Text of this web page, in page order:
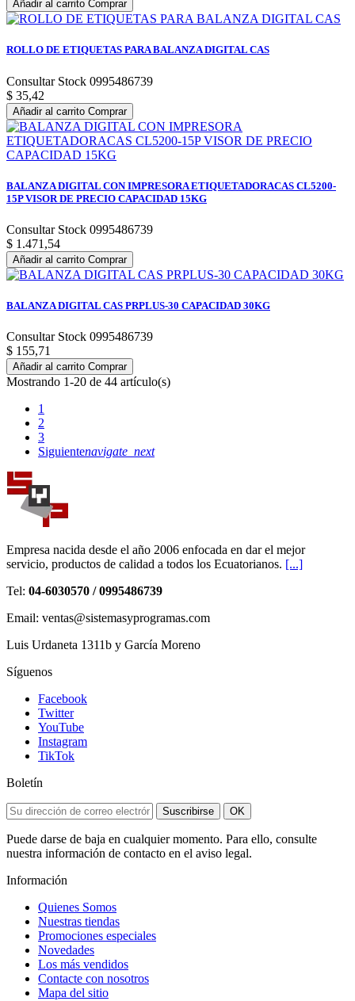
Añadir al carrito Comprar
ROLLO DE ETIQUETAS PARA BALANZA DIGITAL CAS
Consultar Stock 0995486739
$ 35,42
Añadir al carrito Comprar
BALANZA DIGITAL CON IMPRESORA ETIQUETADORACAS CL5200-
15P VISOR DE PRECIO CAPACIDAD 15KG
Consultar Stock 0995486739
$ 1.471,54
Añadir al carrito Comprar
BALANZA DIGITAL CAS PRPLUS-30 CAPACIDAD 30KG
Consultar Stock 0995486739
$ 155,71
Añadir al carrito Comprar
Mostrando 1-20 de 44 artículo(s)
1
2
3
Siguientenavigate_next
Empresa nacida desde el año 2006 enfocada en dar el mejor
servicio, productos de calidad a todos los Ecuatorianos. [...]
Tel: 04-6030570 / 0995486739
Email: ventas@sistemasyprogramas.com
Luis Urdaneta 1311b y García Moreno
Síguenos
Facebook
Twitter
YouTube
Instagram
TikTok
Boletín
Suscribirse OK
Puede darse de baja en cualquier momento. Para ello, consulte
nuestra información de contacto en el aviso legal.
Información
Quienes Somos
Nuestras tiendas
Promociones especiales
Novedades
Los más vendidos
Contacte con nosotros
Mapa del sitio